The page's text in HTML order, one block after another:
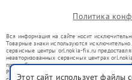
Политика
Вся информация на сайте носит
Товарные знаки используются
сервисные центры orl.nokia-fix.ru
неавторизованных сервисных центрах
правообладателями товарных знаков или их
Ремонт осуществляется для устройств, уже
Этот сайт использует файлы